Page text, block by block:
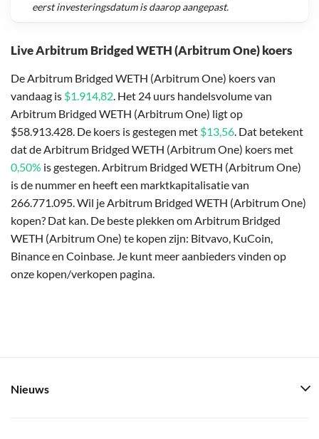
Live Arbitrum Bridged WETH (Arbitrum One) koers
De Arbitrum Bridged WETH (Arbitrum One) koers van
vandaag is $1.914,82. Het 24 uurs handelsvolume van
Arbitrum Bridged WETH (Arbitrum One) ligt op
$58.913.428. De koers is gestegen met $13,56. Dat betekent
dat de Arbitrum Bridged WETH (Arbitrum One) koers met
0,50% is gestegen. Arbitrum Bridged WETH (Arbitrum One)
is de nummer en heeft een marktkapitalisatie van
266.771.095. Wil je Arbitrum Bridged WETH (Arbitrum One)
kopen? Dat kan. De beste plekken om Arbitrum Bridged
WETH (Arbitrum One) te kopen zijn: Bitvavo, KuCoin,
Binance en Coinbase. Je kunt meer aanbieders vinden op
onze kopen/verkopen pagina.
eerst investeringsdatum is daarop aangepast.
Nieuws